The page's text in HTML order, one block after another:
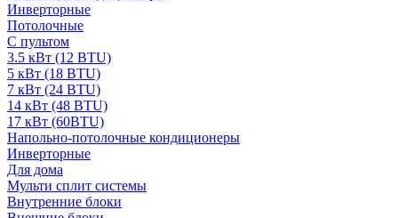
Инверторные
Потолочные
С пультом
3.5 кВт (12 BTU)
5 кВт (18 BTU)
7 кВт (24 BTU)
14 кВт (48 BTU)
17 кВт (60BTU)
Напольно-потолочные кондиционеры
Инверторные
Для дома
Мульти сплит системы
Внутренние блоки